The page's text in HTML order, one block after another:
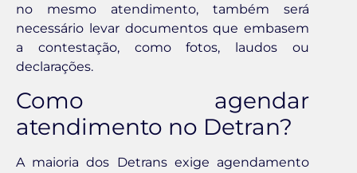
no mesmo atendimento, também será
necessário levar documentos que embasem
a contestação, como fotos, laudos ou
declarações.
Como agendar
atendimento no Detran?
A maioria dos Detrans exige agendamento